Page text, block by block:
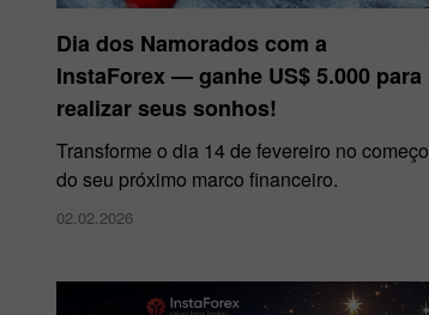
Dia dos Namorados com a
InstaForex — ganhe US$ 5.000 para
realizar seus sonhos!
Transforme o dia 14 de fevereiro no começo
do seu próximo marco financeiro.
02.02.2026